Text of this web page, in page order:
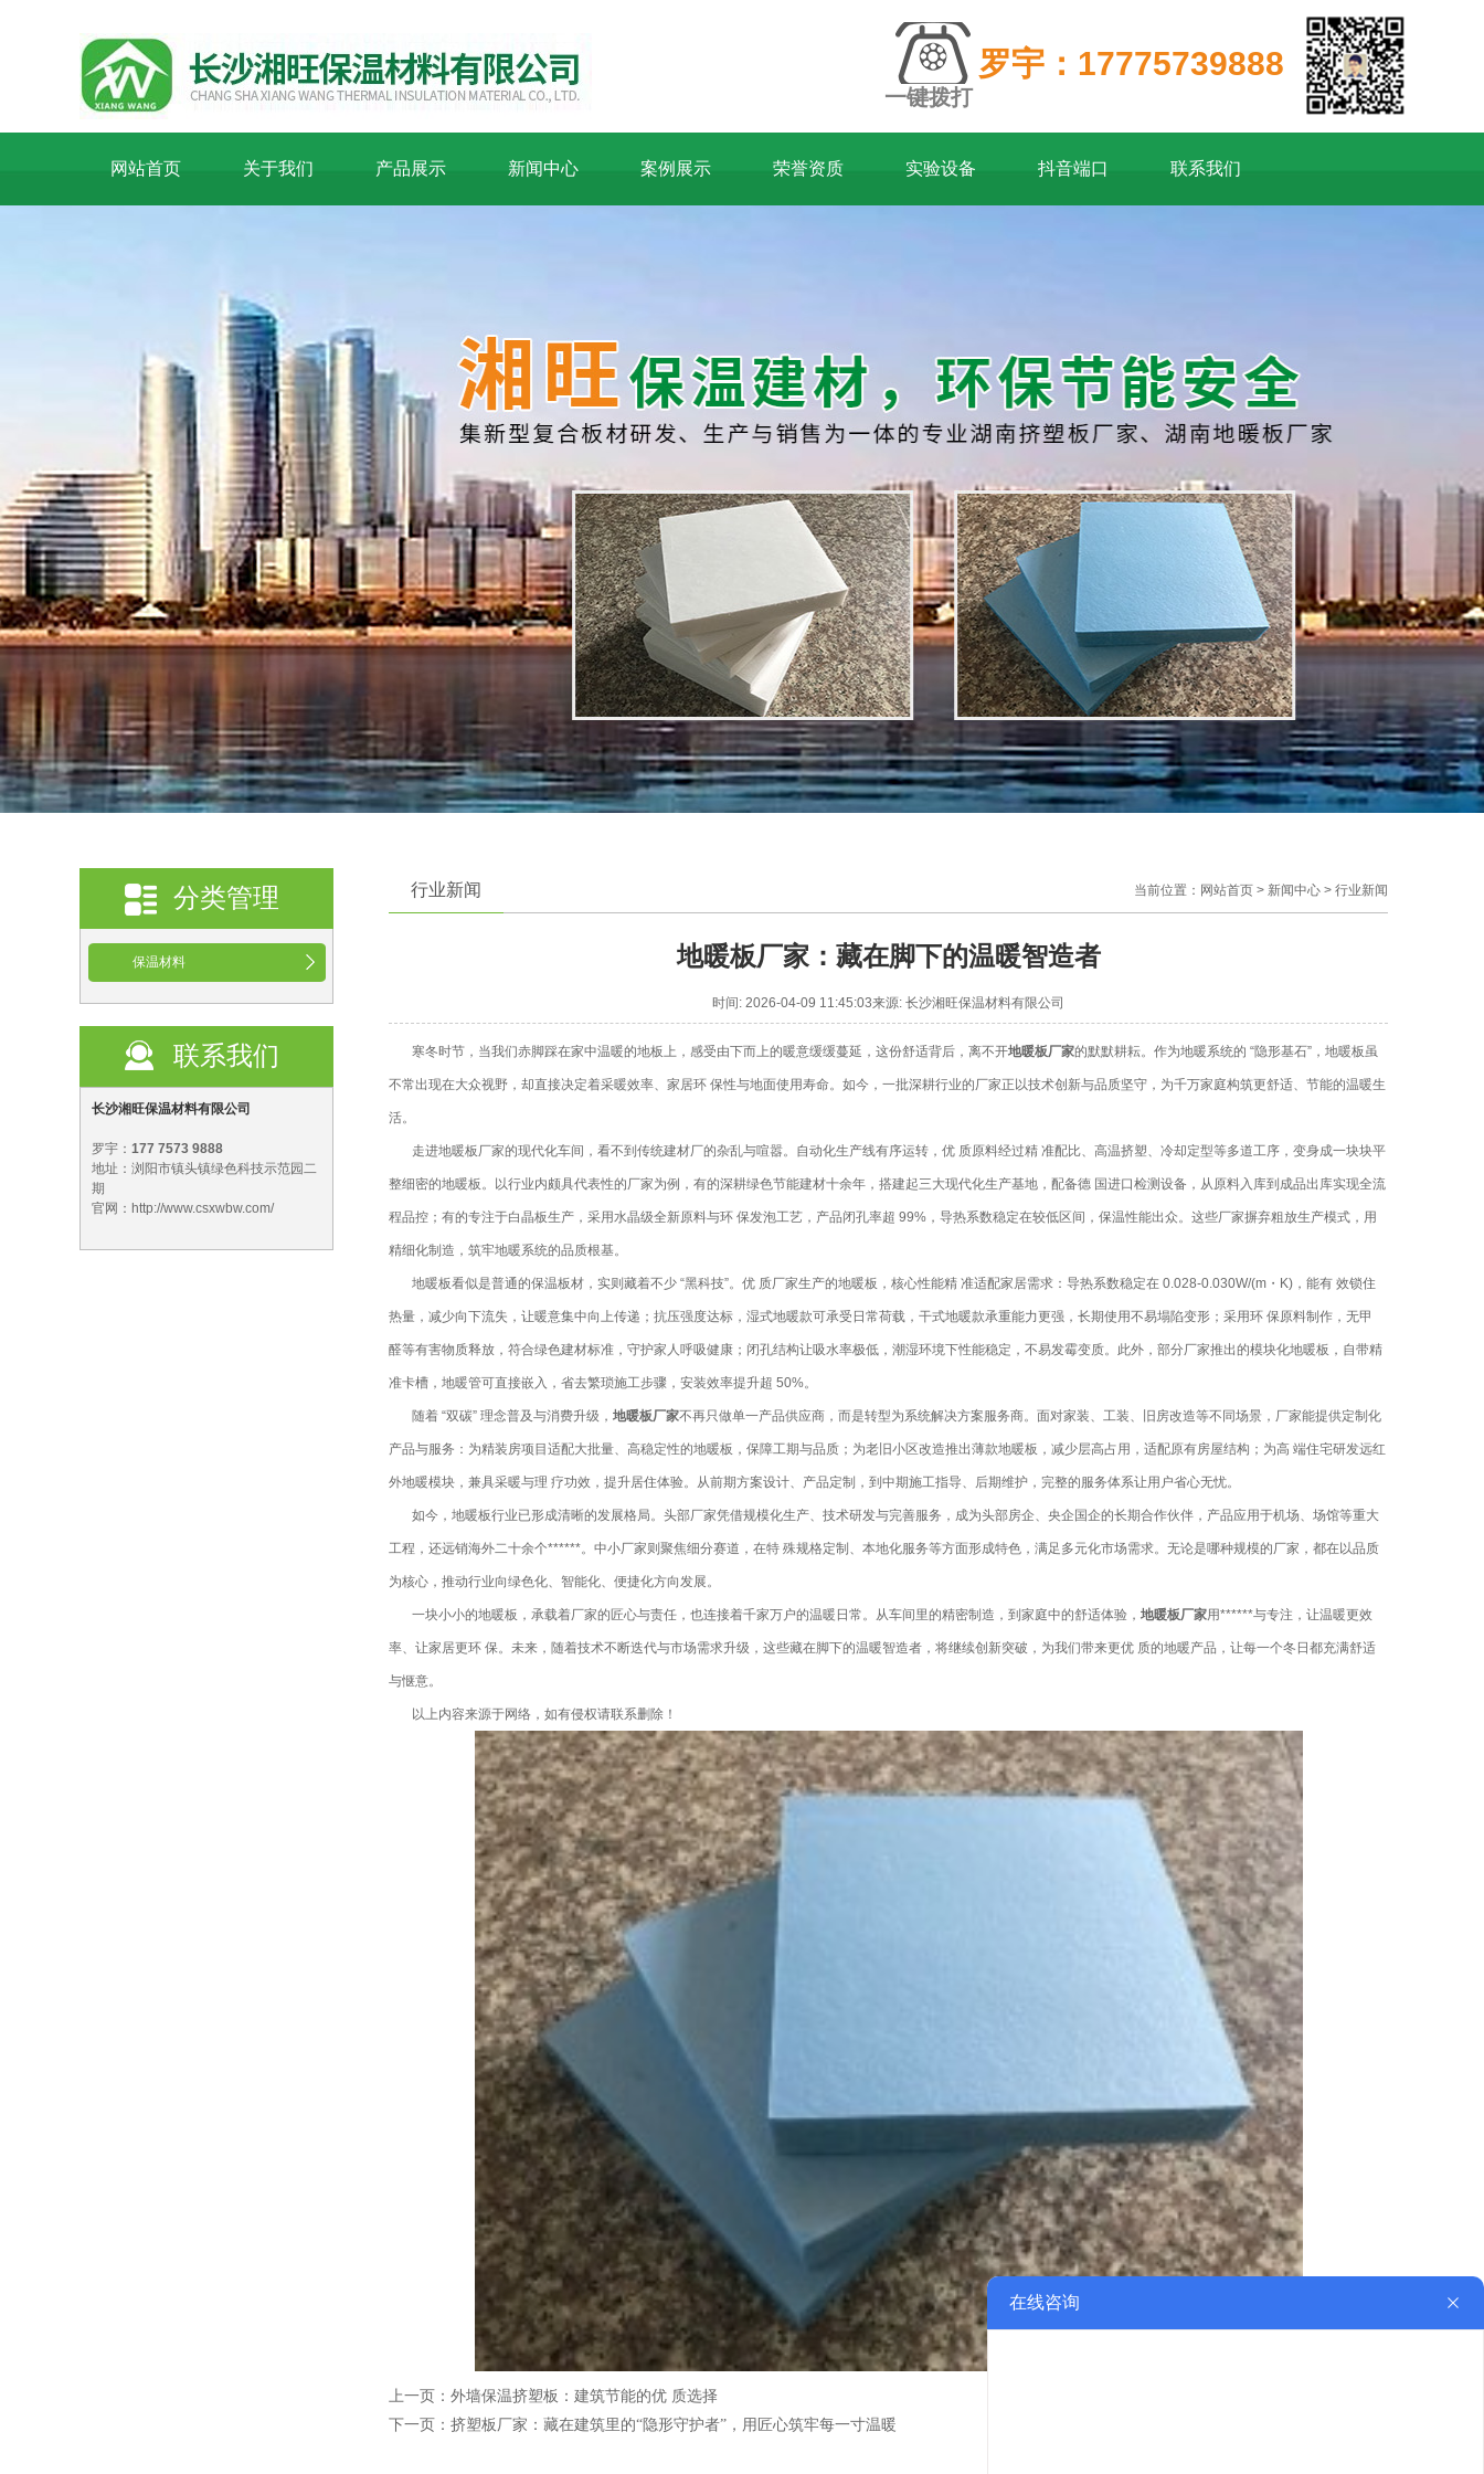
罗宇：17775739888
一键拨打
网站首页 关于我们 产品展示 新闻中心 案例展示 荣誉资质 实验设备 抖音端口 联系我们
当前位置： 网站首页 > 新闻中心 > 行业新闻
行业新闻
地暖板厂家：藏在脚下的温暖智造者
时间: 2026-04-09 11:45:03来源: 长沙湘旺保温材料有限公司
寒冬时节，当我们赤脚踩在家中温暖的地板上，感受由下而上的暖意缓缓蔓延，这份舒适背后，离不开地暖板厂家的默默耕耘。作为地暖系统的 “隐形基石”，地暖板虽
不常出现在大众视野，却直接决定着采暖效率、家居环 保性与地面使用寿命。如今，一批深耕行业的厂家正以技术创新与品质坚守，为千万家庭构筑更舒适、节能的温暖生
活。
走进地暖板厂家的现代化车间，看不到传统建材厂的杂乱与喧嚣。自动化生产线有序运转，优 质原料经过精 准配比、高温挤塑、冷却定型等多道工序，变身成一块块平
整细密的地暖板。以行业内颇具代表性的厂家为例，有的深耕绿色节能建材十余年，搭建起三大现代化生产基地，配备德 国进口检测设备，从原料入库到成品出库实现全流
程品控；有的专注于白晶板生产，采用水晶级全新原料与环 保发泡工艺，产品闭孔率超 99%，导热系数稳定在较低区间，保温性能出众。这些厂家摒弃粗放生产模式，用
精细化制造，筑牢地暖系统的品质根基。
地暖板看似是普通的保温板材，实则藏着不少 “黑科技”。优 质厂家生产的地暖板，核心性能精 准适配家居需求：导热系数稳定在 0.028-0.030W/(m・K)，能有 效锁住
热量，减少向下流失，让暖意集中向上传递；抗压强度达标，湿式地暖款可承受日常荷载，干式地暖款承重能力更强，长期使用不易塌陷变形；采用环 保原料制作，无甲
醛等有害物质释放，符合绿色建材标准，守护家人呼吸健康；闭孔结构让吸水率极低，潮湿环境下性能稳定，不易发霉变质。此外，部分厂家推出的模块化地暖板，自带精
准卡槽，地暖管可直接嵌入，省去繁琐施工步骤，安装效率提升超 50%。
随着 “双碳” 理念普及与消费升级， 地暖板厂家不再只做单一产品供应商，而是转型为系统解决方案服务商。面对家装、工装、旧房改造等不同场景，厂家能提供定制化
产品与服务：为精装房项目适配大批量、高稳定性的地暖板，保障工期与品质；为老旧小区改造推出薄款地暖板，减少层高占用，适配原有房屋结构；为高 端住宅研发远红
外地暖模块，兼具采暖与理 疗功效，提升居住体验。从前期方案设计、产品定制，到中期施工指导、后期维护，完整的服务体系让用户省心无忧。
如今，地暖板行业已形成清晰的发展格局。头部厂家凭借规模化生产、技术研发与完善服务，成为头部房企、央企国企的长期合作伙伴，产品应用于机场、场馆等重大
工程，还远销海外二十余个******。中小厂家则聚焦细分赛道，在特 殊规格定制、本地化服务等方面形成特色，满足多元化市场需求。无论是哪种规模的厂家，都在以品质
为核心，推动行业向绿色化、智能化、便捷化方向发展。
一块小小的地暖板，承载着厂家的匠心与责任，也连接着千家万户的温暖日常。从车间里的精密制造，到家庭中的舒适体验， 地暖板厂家用******与专注，让温暖更效
率、让家居更环 保。未来，随着技术不断迭代与市场需求升级，这些藏在脚下的温暖智造者，将继续创新突破，为我们带来更优 质的地暖产品，让每一个冬日都充满舒适
与惬意。
以上内容来源于网络，如有侵权请联系删除！
上一页： 外墙保温挤塑板：建筑节能的优 质选择
下一页： 挤塑板厂家：藏在建筑里的“隐形守护者”，用匠心筑牢每一寸温暖
分类管理
保温材料
联系我们
长沙湘旺保温材料有限公司
罗宇： 177 7573 9888
地址：浏阳市镇头镇绿色科技示范园二
期
官网：http://www.csxwbw.com/